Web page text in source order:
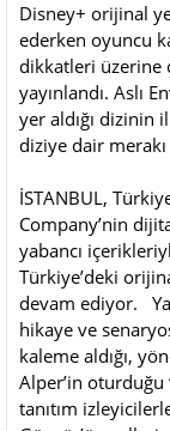
Disney+ orijinal
ederken oyuncu
dikkatleri üzerine
yayınlandı. Aslı
yer aldığı dizinin
diziye dair merakı
İSTANBUL,
Company’nin
yabancı
Türkiye’deki
devam ediyor.
hikaye ve
kaleme aldığı,
Alper’in oturduğu
tanıtım